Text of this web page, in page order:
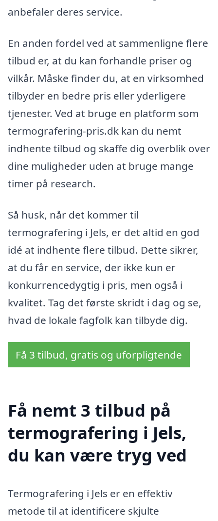
anbefaler deres service.
En anden fordel ved at sammenligne flere
tilbud er, at du kan forhandle priser og
vilkår. Måske finder du, at en virksomhed
tilbyder en bedre pris eller yderligere
tjenester. Ved at bruge en platform som
termografering-pris.dk kan du nemt
indhente tilbud og skaffe dig overblik over
dine muligheder uden at bruge mange
timer på research.
Så husk, når det kommer til
termografering i Jels, er det altid en god
idé at indhente flere tilbud. Dette sikrer,
at du får en service, der ikke kun er
konkurrencedygtig i pris, men også i
kvalitet. Tag det første skridt i dag og se,
hvad de lokale fagfolk kan tilbyde dig.
Få 3 tilbud, gratis og uforpligtende
Få nemt 3 tilbud på
termografering i Jels,
du kan være tryg ved
Termografering i Jels er en effektiv
metode til at identificere skjulte